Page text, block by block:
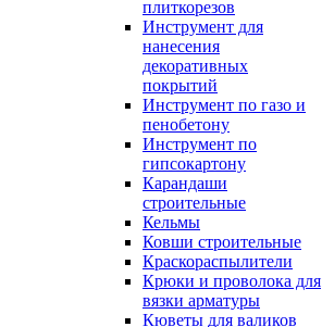
плиткорезов
Инструмент для
нанесения
декоративных
покрытий
Инструмент по газо и
пенобетону
Инструмент по
гипсокартону
Карандаши
строительные
Кельмы
Ковши строительные
Краскораспылители
Крюки и проволока для
вязки арматуры
Кюветы для валиков